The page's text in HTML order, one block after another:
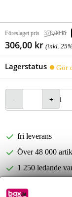
Föreslaget pris 378,00 kr
306,00 kr (inkl.
Lagerstatus Gör
fri leverans
Över 48 000
1 250 ledande